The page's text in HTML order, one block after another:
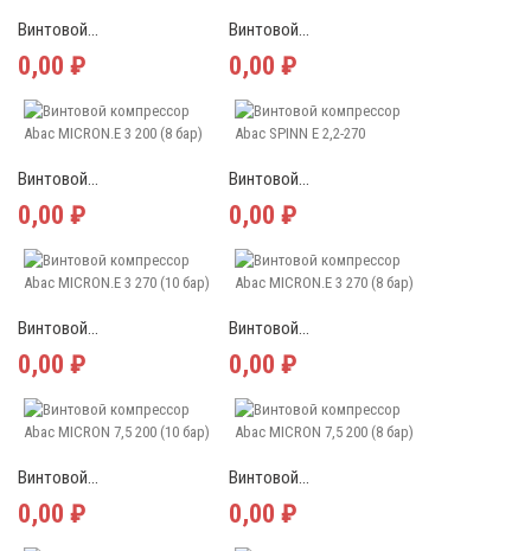
Винтовой...
0,00 ₽
Винтовой...
0,00 ₽
Винтовой...
0,00 ₽
Винтовой...
0,00 ₽
Винтовой...
0,00 ₽
Винтовой...
0,00 ₽
Винтовой...
0,00 ₽
Винтовой...
0,00 ₽